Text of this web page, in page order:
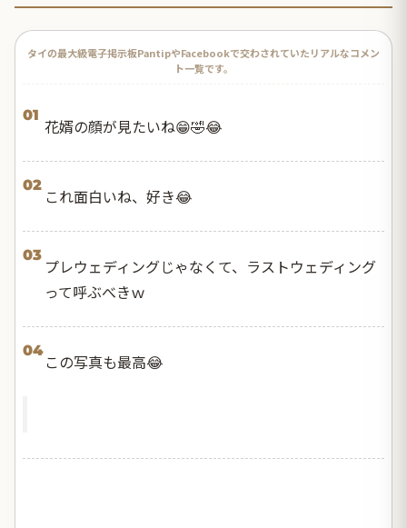
タイの最大級電子掲示板PantipやFacebookで交わされていたリアルなコメン
ト一覧です。
01
花婿の顔が見たいね😁🤣😂
02
これ面白いね、好き😂
03
プレウェディングじゃなくて、ラストウェディング
って呼ぶべきｗ
04
この写真も最高😂